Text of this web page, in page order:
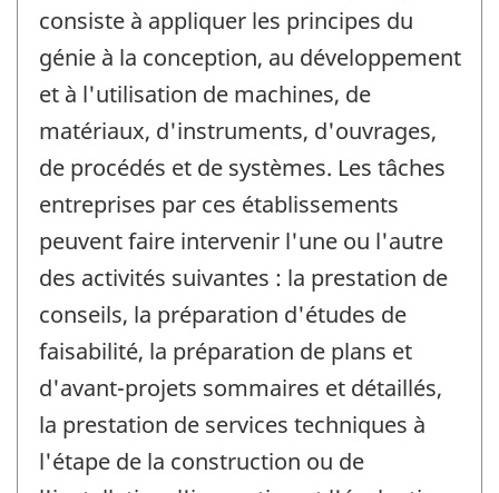
consiste à appliquer les principes du
génie à la conception, au développement
et à l'utilisation de machines, de
matériaux, d'instruments, d'ouvrages,
de procédés et de systèmes. Les tâches
entreprises par ces établissements
peuvent faire intervenir l'une ou l'autre
des activités suivantes : la prestation de
conseils, la préparation d'études de
faisabilité, la préparation de plans et
d'avant-projets sommaires et détaillés,
la prestation de services techniques à
l'étape de la construction ou de